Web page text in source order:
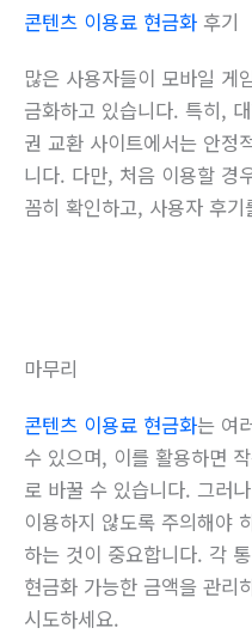
콘텐츠 이용료 현금화 후기
많은 사용자들이 모바일 게
금화하고 있습니다. 특히,
권 교환 사이트에서는 안정
니다. 다만, 처음 이용할 경
꼼히 확인하고, 사용자 후
마무리
콘텐츠 이용료 현금화는 여
수 있으며, 이를 활용하면
로 바꿀 수 있습니다. 그러
이용하지 않도록 주의해야
하는 것이 중요합니다. 각
현금화 가능한 금액을 관리
시도하세요.